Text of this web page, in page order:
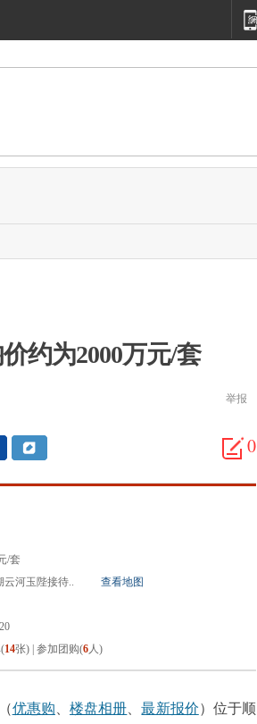
约为2000万元/套
举报
0
/套
河玉陛接待..
查看地图
14张) 参加团购(6人)
（优惠购 、楼盘相册 、最新报价）位于顺